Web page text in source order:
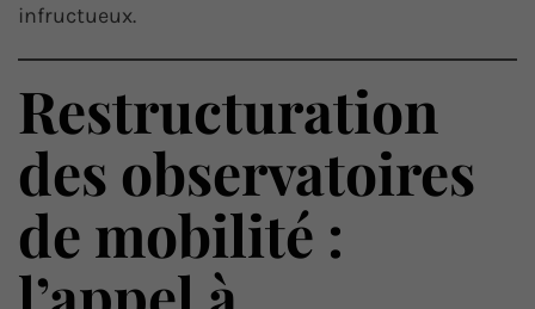
infructueux.
Restructuration
des observatoires
de mobilité :